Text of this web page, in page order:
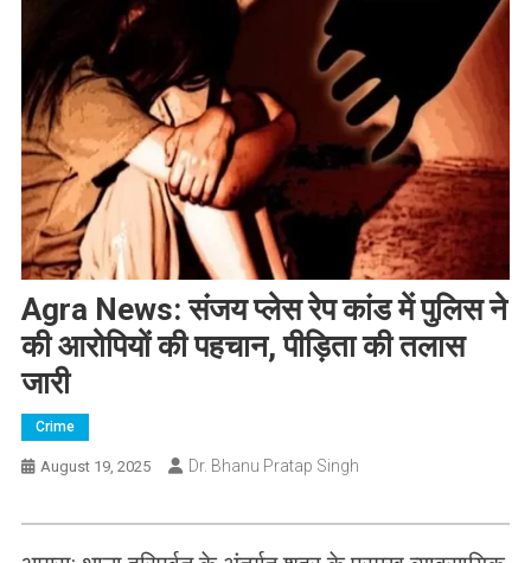
Agra News: संजय प्लेस रेप कांड में पुलिस ने
की आरोपियों की पहचान, पीड़िता की तलास
जारी
Crime
August 19, 2025 Dr. Bhanu Pratap Singh